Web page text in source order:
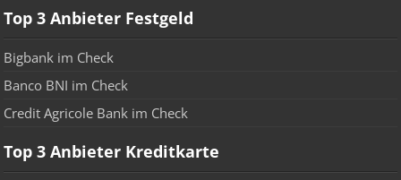
Top 3 Anbieter Festgeld
Bigbank im Check
Banco BNI im Check
Credit Agricole Bank im Check
Top 3 Anbieter Kreditkarte